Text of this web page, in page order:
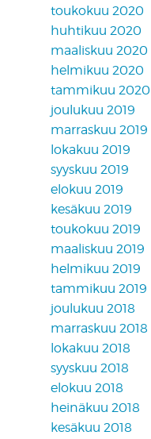
toukokuu 2020
huhtikuu 2020
maaliskuu 2020
helmikuu 2020
tammikuu 2020
joulukuu 2019
marraskuu 2019
lokakuu 2019
syyskuu 2019
elokuu 2019
kesäkuu 2019
toukokuu 2019
maaliskuu 2019
helmikuu 2019
tammikuu 2019
joulukuu 2018
marraskuu 2018
lokakuu 2018
syyskuu 2018
elokuu 2018
heinäkuu 2018
kesäkuu 2018